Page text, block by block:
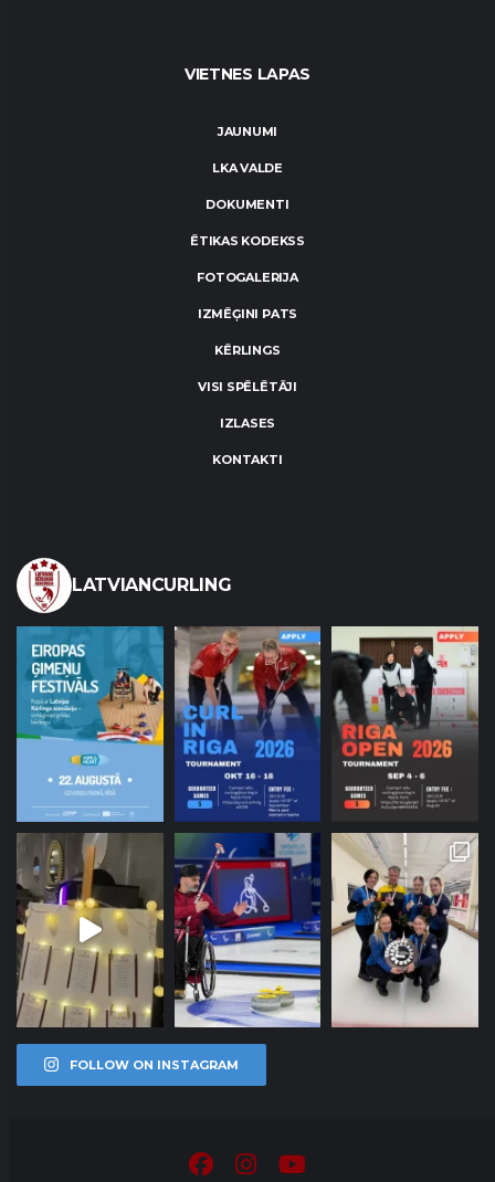
VIETNES LAPAS
JAUNUMI
LKA VALDE
DOKUMENTI
ĒTIKAS KODEKSS
FOTOGALERIJA
IZMĒĢINI PATS
KĒRLINGS
VISI SPĒLĒTĀJI
IZLASES
KONTAKTI
LATVIANCURLING
FOLLOW ON INSTAGRAM